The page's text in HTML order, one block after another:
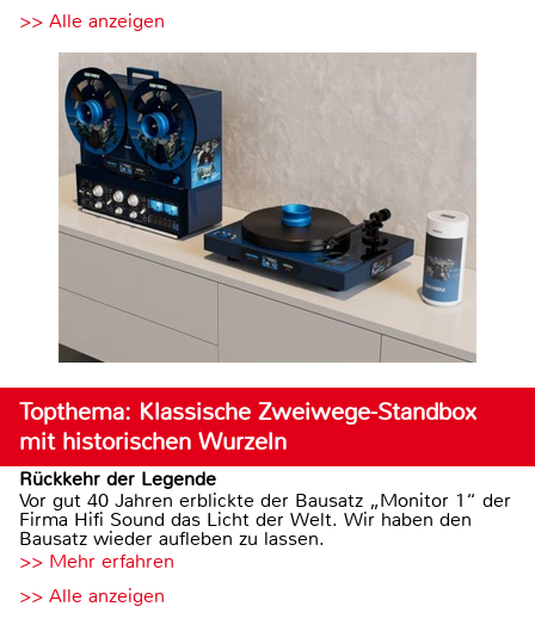
>> Alle anzeigen
Topthema: Klassische Zweiwege-Standbox
mit historischen Wurzeln
Rückkehr der Legende
Vor gut 40 Jahren erblickte der Bausatz „Monitor 1“ der
Firma Hifi Sound das Licht der Welt. Wir haben den
Bausatz wieder aufleben zu lassen.
>> Mehr erfahren
>> Alle anzeigen